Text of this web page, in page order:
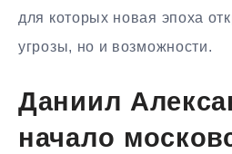
для которых новая эпоха
угрозы, но и возможности.
Даниил
начало